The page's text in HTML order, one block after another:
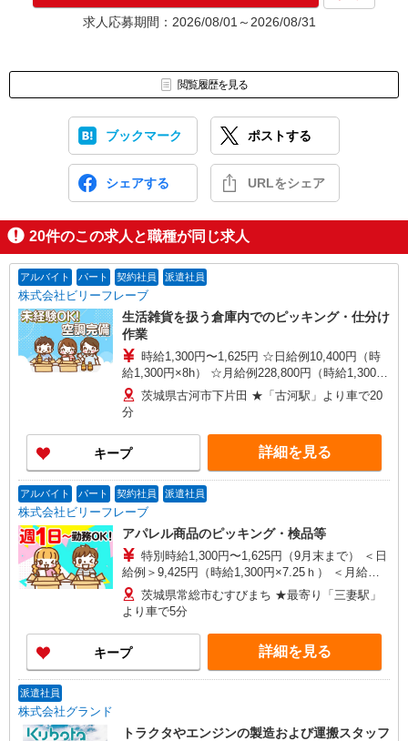
★入社前に配属先が決定する場合もございます。
いずれの場合も、入社された時点で給与が発生します。（当社規
株式会社テクノ・サービス つくば営業所
〒305-0032 茨城県つくば市竹園1-6-1 つくばビルディング11階
求人応募期間：2026/08/01～2026/08/31
閲覧履歴を見る
ブックマーク ポストする
シェアする URLをシェア
20件のこの求人と職種が同じ求人
アルバイト パート 契約社員 派遣社員
株式会社ビリーフレーブ
生活雑貨を扱う倉庫内でのピッキング・仕分け
作業
時給1,300円〜1,625円 ☆日給例10,400円（時
給1,300円×8h） ☆月給例228,800円（時給1,300円
×8h×22日） ※経験・能力等による
茨城県古河市下片田 ★「古河駅」より車で20
分
キープ 詳細を見る
アルバイト パート 契約社員 派遣社員
株式会社ビリーフレーブ
アパレル商品のピッキング・検品等
特別時給1,300円〜1,625円（9月末まで） ＜日
給例＞9,425円（時給1,300円×7.25ｈ） ＜月給例
＞207,350円（時給1,300円×7.25ｈ×22日） 時給
1,200円〜1,500円（通常時給） ＜日給例＞8,700
円（時給1,200円×7.25h） ＜月給例＞191,400円
（時給1,200円×7.25h×22日） ※経験・能力等によ
る
茨城県常総市むすびまち ★最寄り「三妻駅」
より車で5分
キープ 詳細を見る
派遣社員
株式会社グランド
トラクタやエンジンの製造および運搬スタッフ